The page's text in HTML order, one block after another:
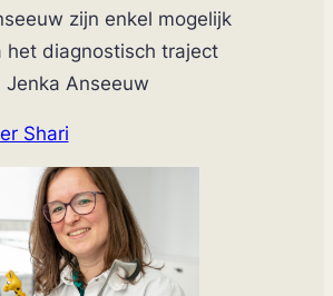
zijn enkel mogelijk
het diagnostisch traject
Jenka Anseeuw
Shari